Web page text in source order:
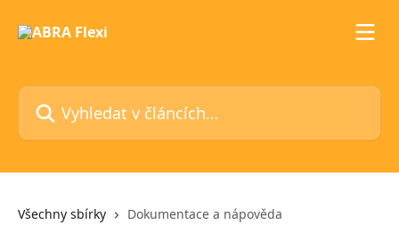
Vyhledat v článcích…
Všechny sbírky Dokumentace a nápověda